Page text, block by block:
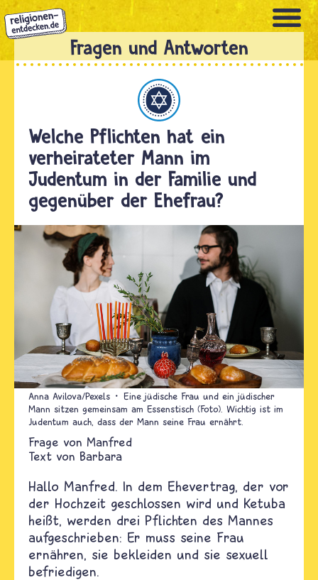
Direkt
zum
Inhalt
Welche Pflichten hat ein
verheirateter Mann im
Judentum in der Familie und
gegenüber der Ehefrau?
Anna Avilova/Pexels
Eine jüdische Frau und ein jüdischer
Mann sitzen gemeinsam am Essenstisch (Foto). Wichtig ist im
Judentum auch, dass der Mann seine Frau ernährt.
Manfred
Text von Barbara
Hallo Manfred. In dem Ehevertrag, der vor
der Hochzeit geschlossen wird und Ketuba
heißt, werden drei Pflichten des Mannes
aufgeschrieben: Er muss seine Frau
ernähren, sie bekleiden und sie sexuell
befriedigen.